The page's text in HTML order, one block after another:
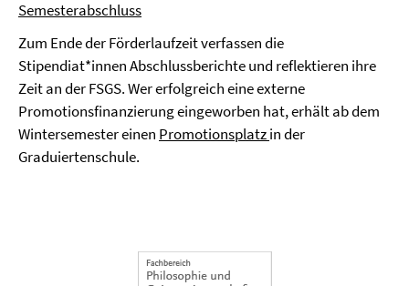
Semesterabschluss
Zum Ende der Förderlaufzeit verfassen die
Stipendiat*innen Abschlussberichte und reflektieren ihre
Zeit an der FSGS. Wer erfolgreich eine externe
Promotionsfinanzierung eingeworben hat, erhält ab dem
Wintersemester einen Promotionsplatzin der
Graduiertenschule.